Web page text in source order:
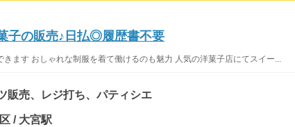
子の販売♪日払◎履歴書不要
ます おしゃれな制服を着て働けるのも魅力 人気の洋菓子店にてスイー...
販売、レジ打ち、パティシエ
/ 大宮駅